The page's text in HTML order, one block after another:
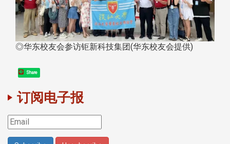
◎华东校友会参访钜新科技集团(华东校友会提供)
Share
订阅电子报